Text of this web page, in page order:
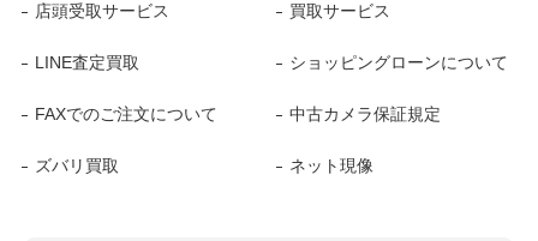
店頭受取サービス 買取サービス
LINE査定買取 ショッピングローンについて
FAXでのご注文について 中古カメラ保証規定
ズバリ買取 ネット現像